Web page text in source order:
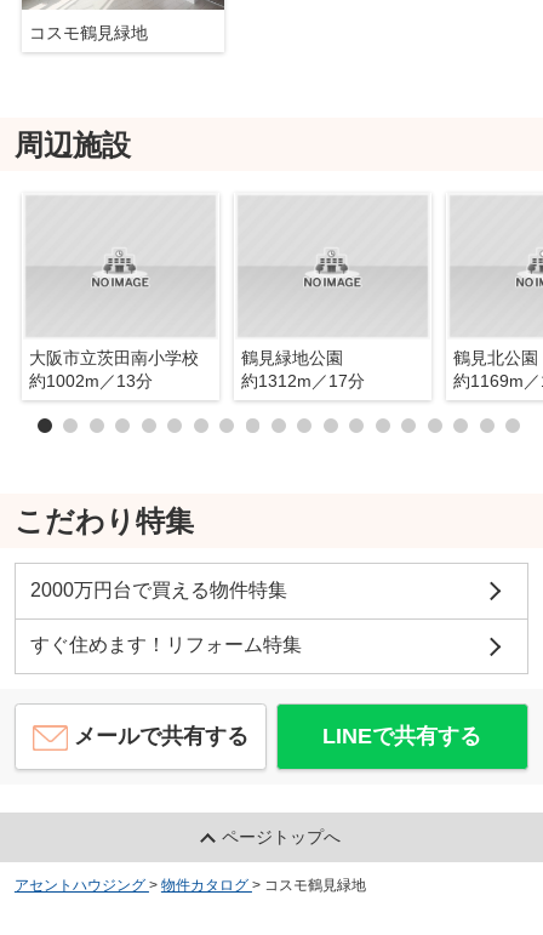
コスモ鶴見緑地
周辺施設
大阪市立茨田南小学校
約1002m／13分
鶴見緑地公園
約1312m／17分
鶴見北公園
約1169m
こだわり特集
2000万円台で買える物件特集
すぐ住めます！リフォーム特集
メールで共有する LINEで共有する
ページトップへ
アセントハウジング > 物件カタログ > コスモ鶴見緑地